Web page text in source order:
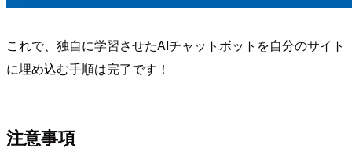
これで、独自に学習させたAIチャットボットを自分のサイト
に埋め込む手順は完了です！
注意事項